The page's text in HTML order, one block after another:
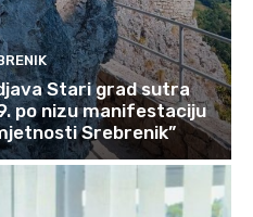
Stari grad sutra
po nizu manifestaciju
Srebrenik”